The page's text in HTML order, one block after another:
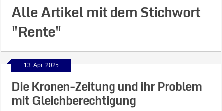
Alle Artikel mit dem Stichwort
"Rente"
13. Apr. 2025
Die Kronen-Zeitung und ihr Problem
mit Gleichberechtigung